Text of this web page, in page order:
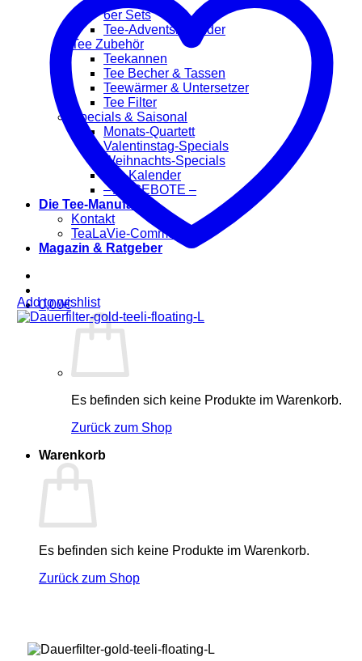
6er Sets
Tee-Adventskalender
Tee Zubehör
Teekannen
Tee Becher & Tassen
Teewärmer & Untersetzer
Tee Filter
Specials & Saisonal
Monats-Quartett
Valentinstag-Specials
Weihnachts-Specials
Tee-Kalender
– ANGEBOTE –
Die Tee-Manufaktur
Kontakt
TeaLaVie-Community
Magazin & Ratgeber
0,00€
Es befinden sich keine Produkte im Warenkorb.
Zurück zum Shop
Warenkorb
Es befinden sich keine Produkte im Warenkorb.
Zurück zum Shop
Add to wishlist